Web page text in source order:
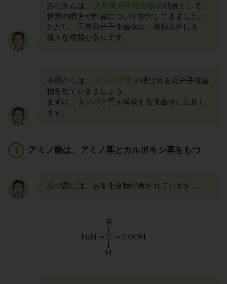
みなさんは、 天然高分子化合物 の代表として、
糖類の構造や性質について学習してきました。
ただし、天然高分子化合物は、糖類以外にも
様々な種類があります。
今回からは、 タンパク質 と呼ばれる高分子化合
物を見ていきましょう。
まずは、タンパク質を構成する化合物に注目し
ます。
アミノ酸は、アミノ基とカルボキシ基をもつ
次の図には、ある化合物が表されています。